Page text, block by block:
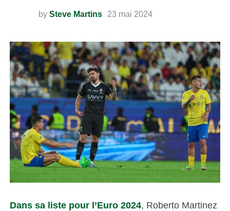
by Steve Martins 23 mai 2024
Dans sa liste pour l’Euro 2024, Roberto Martinez